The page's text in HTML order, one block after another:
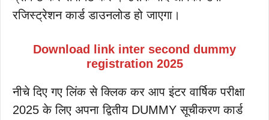
रजिस्ट्रेशन कार्ड डाउनलोड हो जाएगा।
Download link inter second dummy
registration 2025
नीचे दिए गए लिंक से क्लिक कर आप इंटर वार्षिक परीक्षा
2025 के लिए अपना द्वितीय DUMMY सूचीकरण कार्ड